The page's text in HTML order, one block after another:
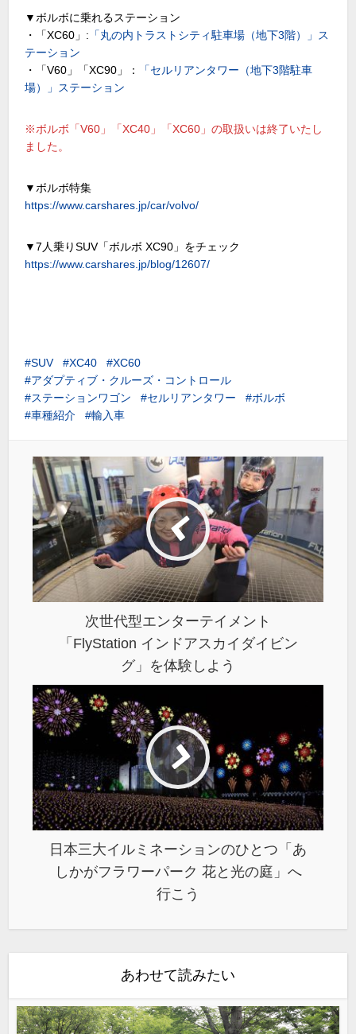
▼ボルボに乗れるステーション
・「XC60」: 「丸の内トラストシティ駐車場（地下3階）」ス
テーション
・「V60」「XC90」：
「セルリアンタワー（地下3階駐車
場）」ステーション
※ボルボ「V60」「XC40」「XC60」の取扱いは終了いたし
ました。
▼ボルボ特集
https://www.carshares.jp/car/volvo/
▼7人乗りSUV「ボルボ XC90」をチェック
https://www.carshares.jp/blog/12607/
SUV XC40
XC60
アダプティブ・クルーズ・コントロール
ステーションワゴン
セルリアンタワー
ボルボ
車種紹介
輸入車
次世代型エンターテイメント
「FlyStation インドアスカイダイビン
グ」を体験しよう
日本三大イルミネーションのひとつ「あ
しかがフラワーパーク 花と光の庭」へ
行こう
あわせて読みたい